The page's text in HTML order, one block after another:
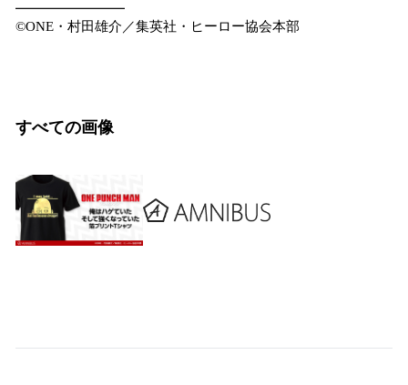
━━━━━━━━
©ONE・村田雄介／集英社・ヒーロー協会本部
すべての画像